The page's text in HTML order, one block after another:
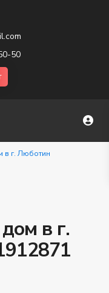
50
в г. Люботин
в г.